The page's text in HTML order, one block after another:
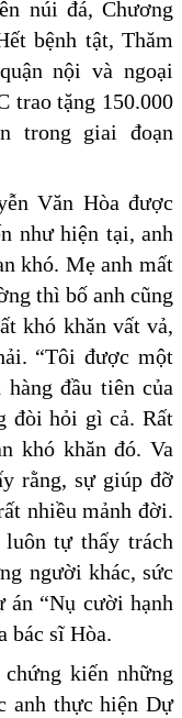
núi đá, Chương
bệnh tật, Thăm
nội và ngoại
trao tặng 150.000
trong giai đoạn
Văn Hòa được
như hiện tại, anh
khó. Mẹ anh mất
thì bố anh cũng
khó khăn vất vả,
“Tôi được một
đầu tiên của
đòi hỏi gì cả. Rất
khó khăn đó. Va
rằng, sự giúp đỡ
nhiều mảnh đời.
tự thấy trách
người khác, sức
án “Nụ cười hạnh
bác sĩ Hòa.
kiến những
anh thực hiện Dự